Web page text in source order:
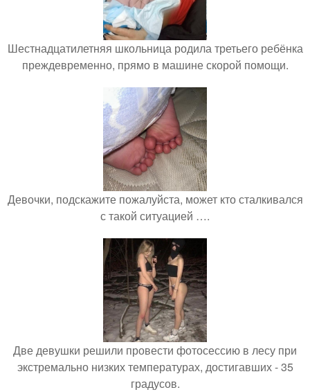
Шестнадцатилетняя школьница родила третьего ребёнка
преждевременно, прямо в машине скорой помощи.
Девочки, подскажите пожалуйста, может кто сталкивался
с такой ситуацией ….
Две девушки решили провести фотосессию в лесу при
экстремально низких температурах, достигавших - 35
градусов.